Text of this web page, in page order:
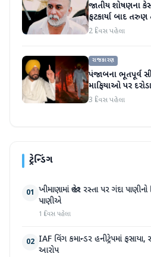
જાતીય શોષણના
ફટકાર્યા બાદ
2 દિવસ પહેલા
રાજકારણ
પંજાબના ભૂતપૂર્વ
માફિયાઓ પર
3 દિવસ પહેલા
ટ્રેન્ડિંગ
01 ખીમાણામાં જાહેર રસ્તા પર ગંદા
પાણીએ
1 દિવસ પહેલા
02 IAF વિંગ કમાન્ડર હનીટ્રેપમાં
આરોપ